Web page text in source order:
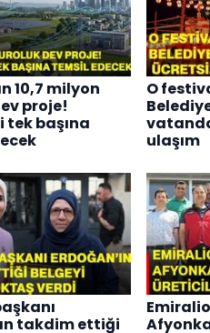
10,7 milyon
proje!
tek başına
O
ulaşım
takdim ettiği